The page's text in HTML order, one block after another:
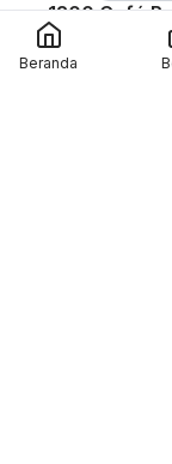
1200 Café
Harga Motor
Beranda